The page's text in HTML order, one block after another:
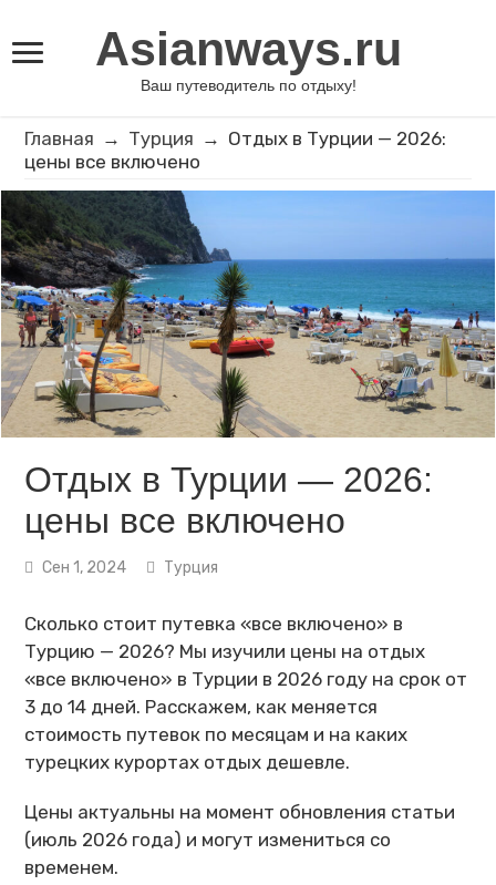
Asianways.ru
Ваш путеводитель по отдыху!
Главная → Турция → Отдых в Турции — 2026:
цены все включено
Отдых в Турции — 2026:
цены все включено
Сен 1, 2024 Турция
Сколько стоит путевка «все включено» в
Турцию — 2026? Мы изучили цены на отдых
«все включено» в Турции в 2026 году на срок от
3 до 14 дней. Расскажем, как меняется
стоимость путевок по месяцам и на каких
турецких курортах отдых дешевле.
Цены актуальны на момент обновления статьи
(июль 2026 года) и могут измениться со
временем.